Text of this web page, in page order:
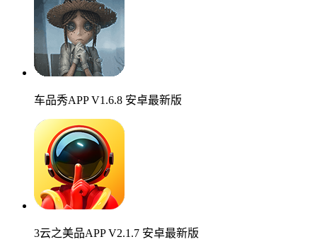
车品秀APP V1.6.8 安卓最新版
3云之美品APP V2.1.7 安卓最新版